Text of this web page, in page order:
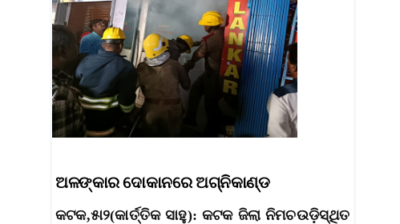
ଅଳଙ୍କାର ଦୋକାନରେ ଅଗ୍ନିକାଣ୍ଡ
କଟକ,୫ା୨(କାର୍ତ୍ତିକ ସାହୁ): କଟକ ଜିଲା ନିମଚଉଡ଼ିସ୍ଥିତ